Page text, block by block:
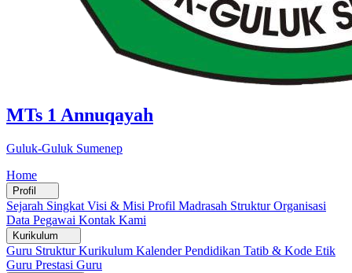
MTs 1 Annuqayah
Guluk-Guluk Sumenep
Home
Profil
Sejarah Singkat Visi & Misi Profil Madrasah Struktur Organisasi
Data Pegawai Kontak Kami
Kurikulum
Guru Struktur Kurikulum Kalender Pendidikan Tatib & Kode Etik
Guru Prestasi Guru